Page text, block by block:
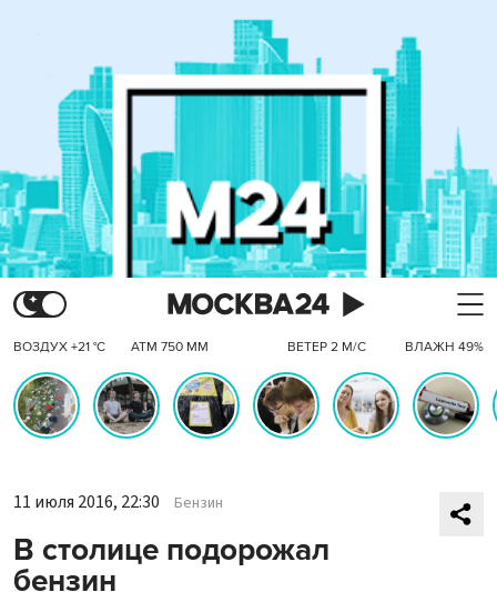
ВОЗДУХ +21 °C АТМ 750 ММ ВЕТЕР 2 М/С ВЛАЖН 49%
11 июля 2016, 22:30 Бензин
В столице подорожал
бензин